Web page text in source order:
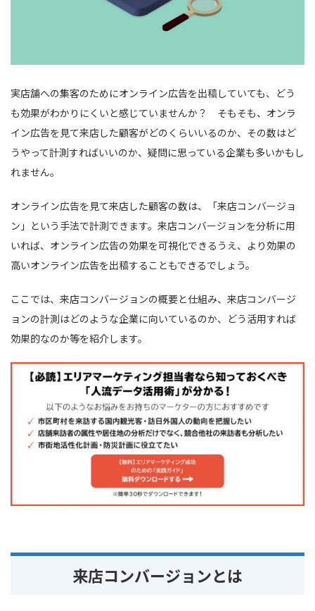
実店舗への集客のためにオンライン広告を出稿していても、どう
も効果がわかりにくいと感じていませんか？ そもそも、オンラ
イン広告を見て来店した顧客がどのくらいいるのか、その数はど
うやって計測すればいいのか、疑問に思っている企業も多いかもし
れません。
オンライン広告を見て来店した顧客の数は、「来店コンバージョ
ン」という手法で計測できます。来店コンバージョンを分析に用
いれば、オンライン広告の効果を可視化できるうえ、より効果の
高いオンライン広告を出稿することもできるでしょう。
ここでは、来店コンバージョンの概要と仕組み、来店コンバージ
ョンの計測はどのような企業に向いているのか、どう活用すれば
効果的なのか等を紹介します。
来店コンバージョンとは